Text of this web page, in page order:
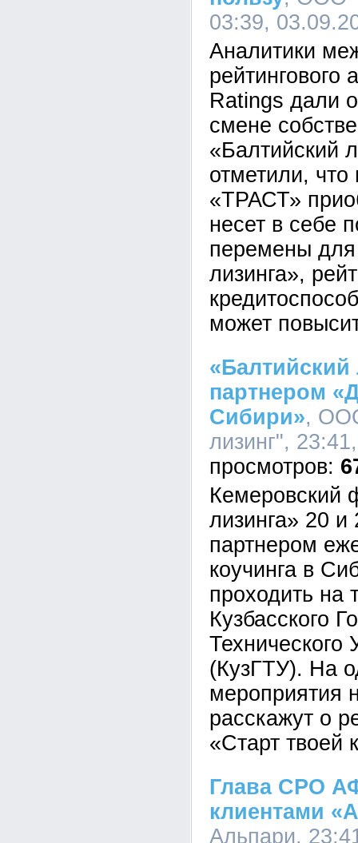
03:39,
Аналитики
рейтингового
Ratings дали
смене
«Балтийский
отметили,
«ТРАСТ»
несет в себе
перемены для
лизинга»,
может
«Балтийский
партнером
Сибири»,
лизинг",
Кемеровский
лизинга» 20 и
партнером
коучинга в
проходить на
Кузбасского
Технического
(КузГТУ). На
мероприятия
расскажут о
«Старт твоей
Глава СРО
клиентами
Альпари,